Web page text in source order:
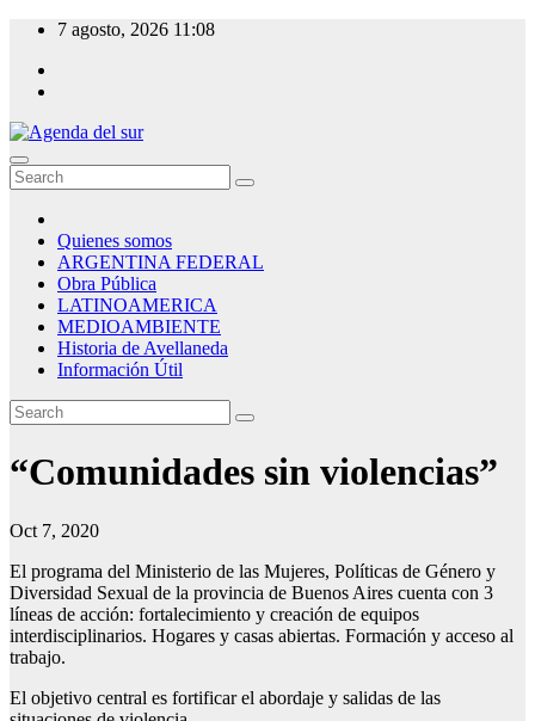
Skip
content
7 agosto, 2026 11:08
Agenda del sur
Quienes somos
ARGENTINA FEDERAL
Obra Pública
LATINOAMERICA
MEDIOAMBIENTE
Historia de Avellaneda
Información Útil
“Comunidades sin violencias”
Oct 7, 2020
El programa del Ministerio de las Mujeres, Políticas de Género y
Diversidad Sexual de la provincia de Buenos Aires cuenta con 3
líneas de acción: fortalecimiento y creación de equipos
interdisciplinarios. Hogares y casas abiertas. Formación y acceso al
trabajo.
El objetivo central es fortificar el abordaje y salidas de las